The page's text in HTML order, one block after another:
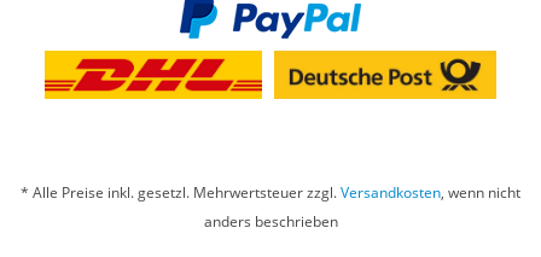
* Alle Preise inkl. gesetzl. Mehrwertsteuer zzgl.Versandkosten, wenn nicht
anders beschrieben